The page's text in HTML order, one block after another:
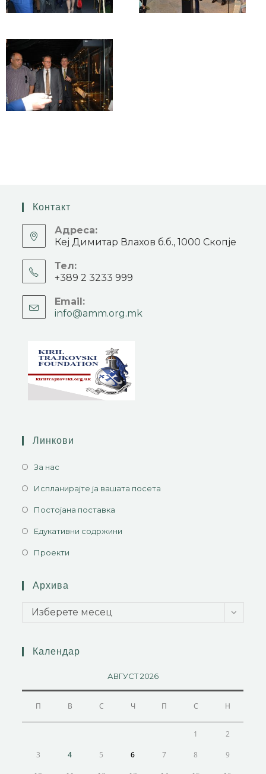
Контакт
Адреса:
Кеј Димитар Влахов б.б., 1000 Скопје
Тел:
+389 2 3233 999
Email:
info@amm.org.mk
Линкови
За нас
Испланирајте ја вашата посета
Постојана поставка
Едукативни содржини
Проекти
Архива
Изберете месец
Календар
АВГУСТ 2026
П В С Ч П С Н
1 2
3 4 5 6 7 8 9